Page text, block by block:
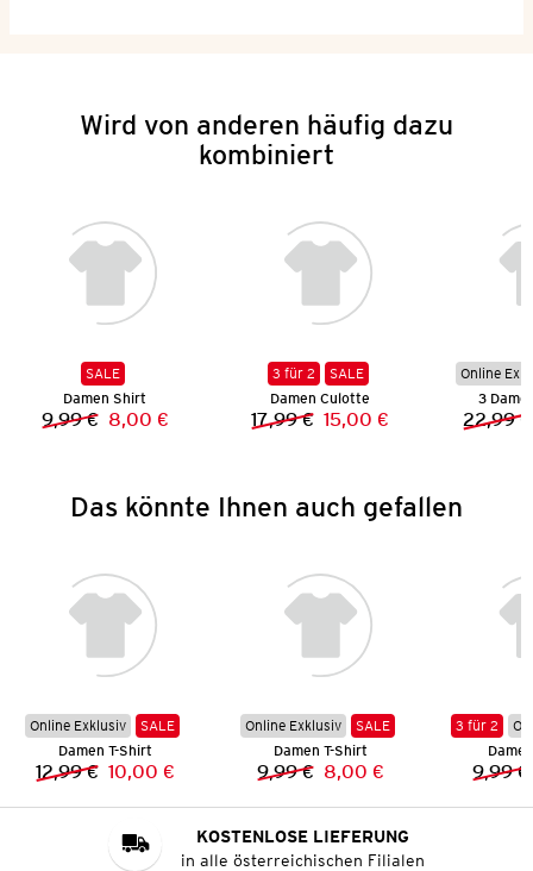
Wird von anderen häufig dazu
kombiniert
SALE
Damen Shirt
Vorheriger Preis:
9,99 € Neuer Preis:
8,00 €
3 für 2
SALE
Damen Culotte
Vorheriger Preis:
17,99 € Neuer Preis:
15,00 €
Online
3
22,99 €
Das könnte Ihnen auch gefallen
Online Exklusiv
SALE
Damen T-Shirt
Vorheriger Preis:
12,99 € Neuer Preis:
10,00 €
Online Exklusiv
SALE
Damen T-Shirt
Vorheriger Preis:
9,99 € Neuer Preis:
8,00 €
3 für 2
9,99 €
KOSTENLOSE LIEFERUNG
in alle österreichischen Filialen